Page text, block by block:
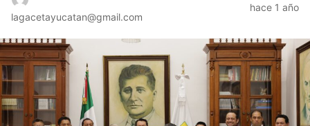
lagacetayucatan@gmail.com
hace 1 año